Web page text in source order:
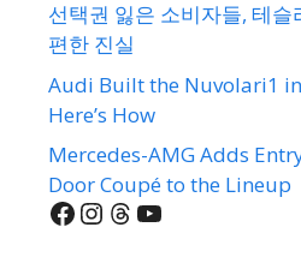
선택권 잃은 소비자들, 테슬
편한 진실
Audi Built the Nuvolari1
Here’s How
Mercedes-AMG Adds
Door Coupé to the Lineup
Facebook
Instagram
Threads
YouTube